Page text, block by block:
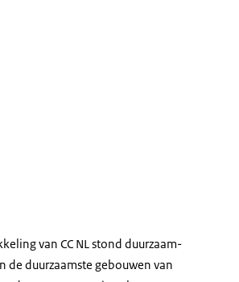
van CC NL stond duurzaam­
de duurzaamste gebouwen van